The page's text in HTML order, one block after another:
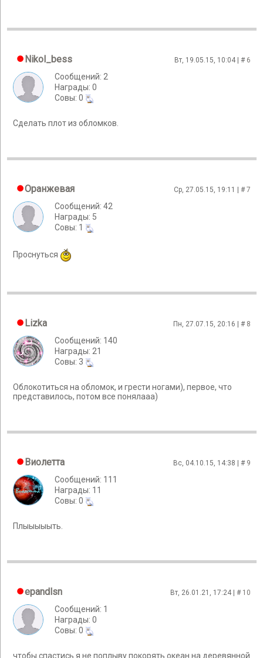
Nikol_bess Вт, 19.05.15, 10:04 | # 6
Сообщений: 2
Награды: 0
Cовы: 0
Сделать плот из обломков.
Оранжевая Ср, 27.05.15, 19:11 | #7
Сообщений: 42
Награды: 5
Cовы: 1
Проснуться
Lizka Пн, 27.07.15, 20:16 | # 8
Сообщений: 140
Награды: 21
Cовы: 3
Облокотиться на обломок, и грести ногами), первое, что
представилось, потом все понялааа)
Виолетта Вс, 04.10.15, 14:38 | # 9
Сообщений: 111
Награды: 11
Cовы: 0
Плыыыыыть.
epandlsn Вт, 26.01.21, 17:24 | # 10
Сообщений: 1
Награды: 0
Cовы: 0
чтобы спастись я не поплыву покорять океан на деревянной